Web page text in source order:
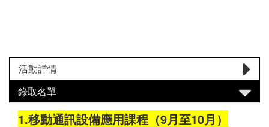
活動詳情
錄取名單
1.移動通訊設備應用課程（9月至10月）